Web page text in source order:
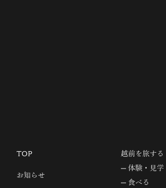
TOP
お知らせ
越前を旅する
体験・見学
食べる